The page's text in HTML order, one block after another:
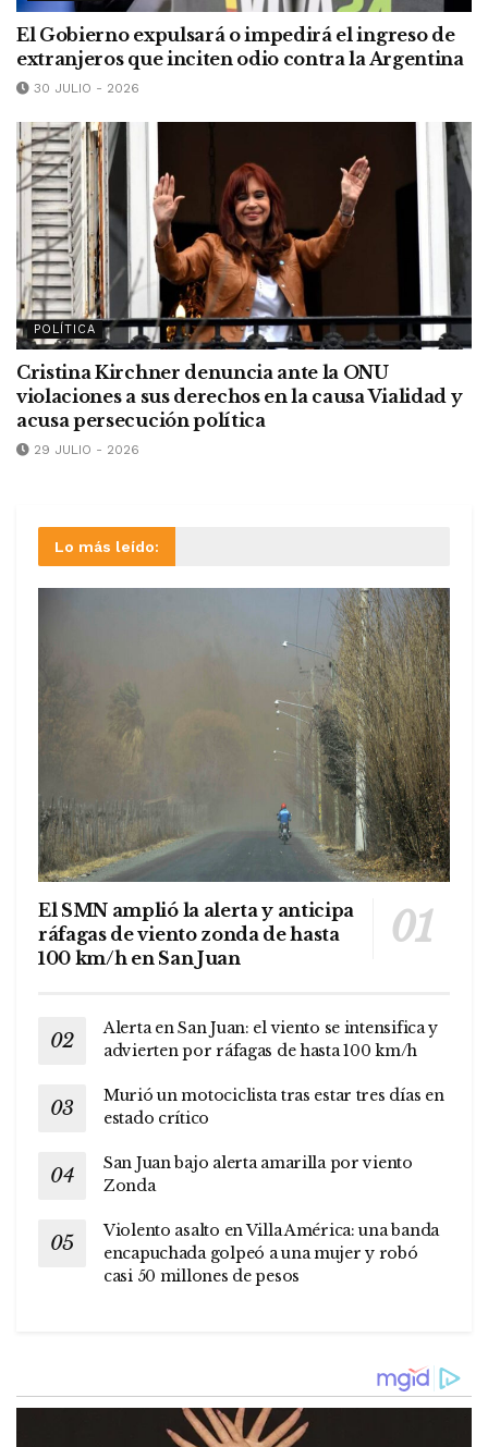
El Gobierno expulsará o impedirá el ingreso de
extranjeros que inciten odio contra la Argentina
30 JULIO - 2026
POLÍTICA
Cristina Kirchner denuncia ante la ONU
violaciones a sus derechos en la causa Vialidad y
acusa persecución política
29 JULIO - 2026
Lo más leído:
El SMN amplió la alerta y anticipa
ráfagas de viento zonda de hasta
100 km/h en San Juan
Alerta en San Juan: el viento se intensifica y
advierten por ráfagas de hasta 100 km/h
Murió un motociclista tras estar tres días en
estado crítico
San Juan bajo alerta amarilla por viento
Zonda
Violento asalto en Villa América: una banda
encapuchada golpeó a una mujer y robó
casi 50 millones de pesos